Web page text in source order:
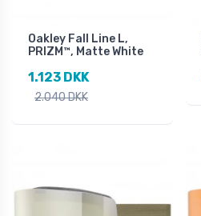
Oakley Fall Line L,
PRIZM™, Matte White
1.123 DKK
2.040 DKK